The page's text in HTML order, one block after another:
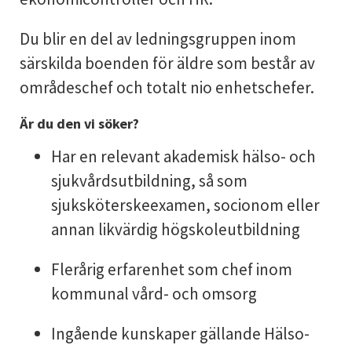
Du blir en del av ledningsgruppen inom
särskilda boenden för äldre som består av
områdeschef och totalt nio enhetschefer.
Är du den vi söker?
Har en relevant akademisk hälso- och
sjukvårdsutbildning, så som
sjuksköterskeexamen, socionom eller
annan likvärdig högskoleutbildning
Flerårig erfarenhet som chef inom
kommunal vård- och omsorg
Ingående kunskaper gällande Hälso-